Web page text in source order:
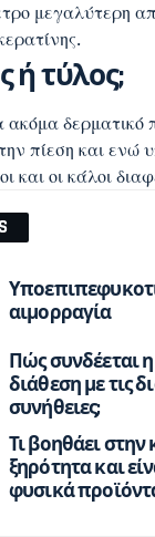
μεγαλύτερη
ή τύλος;
ακόμα
πίεση και ενώ
και οι κάλοι
αιμορραγία
Πώς συνδέεται
διάθεση με τις
συνήθειες;
Τι βοηθάει στην
ξηρότητα και
φυσικά